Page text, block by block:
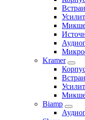
Kramer
Biamp